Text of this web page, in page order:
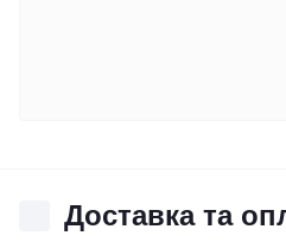
Доставка та